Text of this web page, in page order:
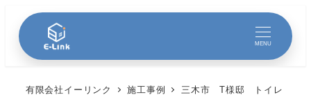
MENU
有限会社イーリンク 施工事例
三木市 T様邸 トイレ